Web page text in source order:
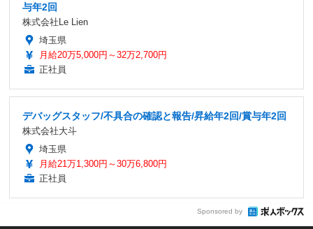
与年2回
株式会社Le Lien
埼玉県
月給20万5,000円～32万2,700円
正社員
デバッグスタッフ/不具合の確認と報告/昇給年2回/賞与年2回
株式会社大斗
埼玉県
月給21万1,300円～30万6,800円
正社員
Sponsored by